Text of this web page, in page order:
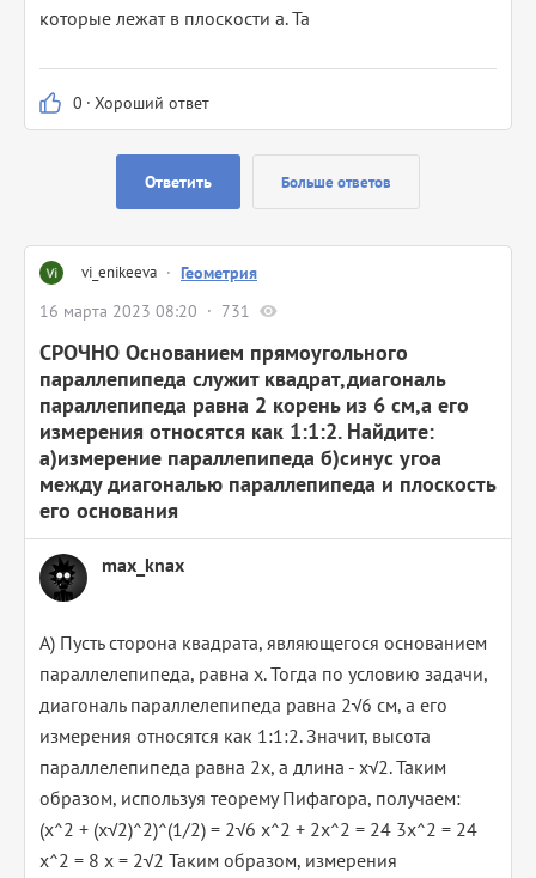
которые лежат в плоскости а. Та
0 · Хороший ответ
Ответить Больше ответов
vi_enikeeva · Геометрия
16 марта 2023 08:20
731
СРОЧНО Основанием прямоугольного
параллепипеда служит квадрат,диагональ
параллепипеда равна 2 корень из 6 см,а его
измерения относятся как 1:1:2. Найдите:
а)измерение параллепипеда б)синус угоа
между диагональю параллепипеда и плоскость
его основания
max_knax
А) Пусть сторона квадрата, являющегося основанием
параллелепипеда, равна x. Тогда по условию задачи,
диагональ параллелепипеда равна 2√6 см, а его
измерения относятся как 1:1:2. Значит, высота
параллелепипеда равна 2x, а длина - x√2. Таким
образом, используя теорему Пифагора, получаем:
(x^2 + (x√2)^2)^(1/2) = 2√6 x^2 + 2x^2 = 24 3x^2 = 24
x^2 = 8 x = 2√2 Таким образом, измерения